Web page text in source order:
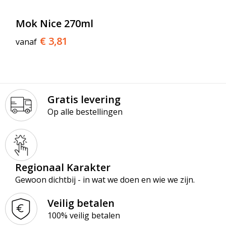
Mok Nice 270ml
vanaf € 3,81
Gratis levering
Op alle bestellingen
Regionaal Karakter
Gewoon dichtbij - in wat we doen en wie we zijn.
Veilig betalen
100% veilig betalen